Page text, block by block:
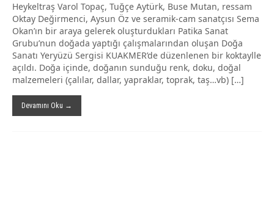
Heykeltraş Varol Topaç, Tuğçe Aytürk, Buse Mutan, ressam
Oktay Değirmenci, Aysun Öz ve seramik-cam sanatçısı Sema
Okan’ın bir araya gelerek oluşturdukları Patika Sanat
Grubu’nun doğada yaptığı çalışmalarından oluşan Doğa
Sanatı Yeryüzü Sergisi KUAKMER’de düzenlenen bir koktaylle
açıldı. Doğa içinde, doğanın sunduğu renk, doku, doğal
malzemeleri (çalılar, dallar, yapraklar, toprak, taş…vb) […]
Devamını Oku →